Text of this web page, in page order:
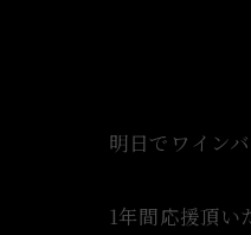
明日でワイン
1年間応援頂い